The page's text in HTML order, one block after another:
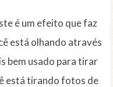
é um efeito que faz
está olhando através
bem usado para tirar
está tirando fotos de